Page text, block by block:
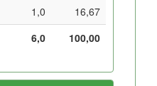
1,0
16,67
6,0
100,00